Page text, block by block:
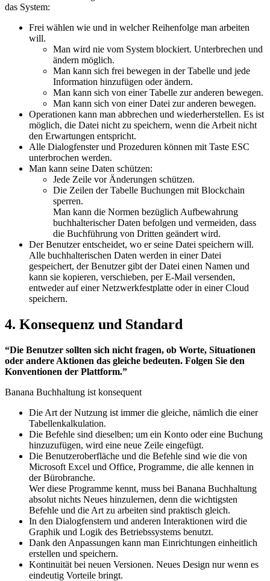
das System:
Frei wählen wie und in welcher Reihenfolge man arbeiten
will.
Man wird nie vom System blockiert. Unterbrechen und
ändern möglich.
Man kann sich frei bewegen in der Tabelle und jede
Information hinzufügen oder ändern.
Man kann sich von einer Tabelle zur anderen bewegen.
Man kann sich von einer Datei zur anderen bewegen.
Operationen kann man abbrechen und wiederherstellen. Es ist
möglich, die Datei nicht zu speichern, wenn die Arbeit nicht
den Erwartungen entspricht.
Alle Dialogfenster und Prozeduren können mit Taste ESC
unterbrochen werden.
Man kann seine Daten schützen:
Jede Zeile vor Änderungen schützen.
Die Zeilen der Tabelle Buchungen mit Blockchain
sperren.
Man kann die Normen bezüglich Aufbewahrung
buchhalterischer Daten befolgen und vermeiden, dass
die Buchführung von Dritten geändert wird.
Der Benutzer entscheidet, wo er seine Datei speichern will.
Alle buchhalterischen Daten werden in einer Datei
gespeichert, der Benutzer gibt der Datei einen Namen und
kann sie kopieren, verschieben, per E-Mail versenden,
entweder auf einer Netzwerkfestplatte oder in einer Cloud
speichern.
4. Konsequenz und Standard
“Die Benutzer sollten sich nicht fragen, ob Worte, Situationen
oder andere Aktionen das gleiche bedeuten. Folgen Sie den
Konventionen der Plattform.”
Banana Buchhaltung ist konsequent
Die Art der Nutzung ist immer die gleiche, nämlich die einer
Tabellenkalkulation.
Die Befehle sind dieselben; um ein Konto oder eine Buchung
hinzuzufügen, wird eine neue Zeile eingefügt.
Die Benutzeroberfläche und die Befehle sind wie die von
Microsoft Excel und Office, Programme, die alle kennen in
der Bürobranche.
Wer diese Programme kennt, muss bei Banana Buchhaltung
absolut nichts Neues hinzulernen, denn die wichtigsten
Befehle und die Art zu arbeiten sind praktisch gleich.
In den Dialogfenstern und anderen Interaktionen wird die
Graphik und Logik des Betriebssystems benutzt.
Dank den Anpassungen kann man Einrichtungen einheitlich
erstellen und speichern.
Kontinuität bei neuen Versionen. Neues Design nur wenn es
eindeutig Vorteile bringt.